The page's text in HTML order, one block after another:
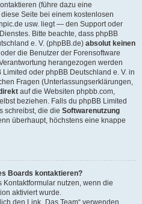
(führe dazu eine
Seite bei einem kostenlosen
usw. liegt — den Support oder
Bitte beachte, dass phpBB
e. V. (phpBB.de) absolut keinen
die Benutzer der Forensoftware
herangezogen werden
oder phpBB Deutschland e. V. in
Fragen (Unterlassungserklärungen,
auf die Websiten phpbb.com,
beziehen. Falls du phpBB Limited
schreibst, die die Softwarenutzung
überhaupt, höchstens eine knappe
Boards kontaktieren?
nutzen, wenn die
aktiviert wurde.
den Link „Das Team“ verwenden.